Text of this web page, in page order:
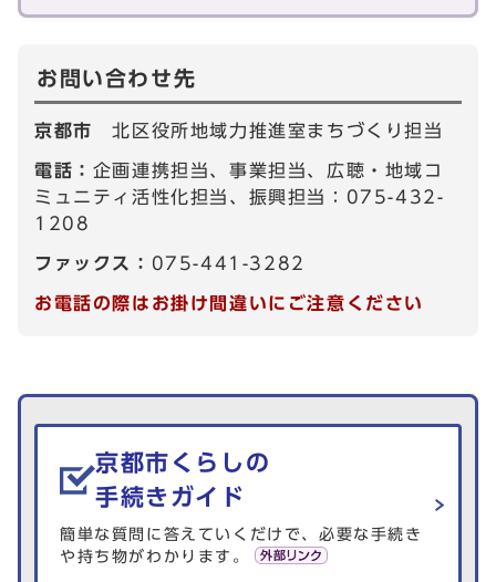
お問い合わせ先
京都市北区役所地域力推進室まちづくり担当
電話： 企画連携担当、事業担当、広聴・地域コ
ミュニティ活性化担当、振興担当：075-432-
1208
ファックス： 075-441-3282
お電話の際はお掛け間違いにご注意ください
生活情報を探す
京都市くらしの
手続きガイド
簡単な質問に答えていくだけで、必要な手続き
や持ち物がわかります。